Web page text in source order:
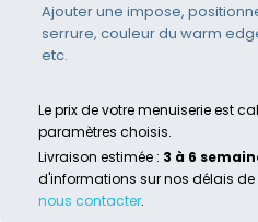
Ajouter une impose,
serrure, couleur du warm
etc.
Le prix de votre menuiserie est
paramètres choisis.
Livraison estimée : 3 à 6
d'informations sur nos délais de
nous contacter.